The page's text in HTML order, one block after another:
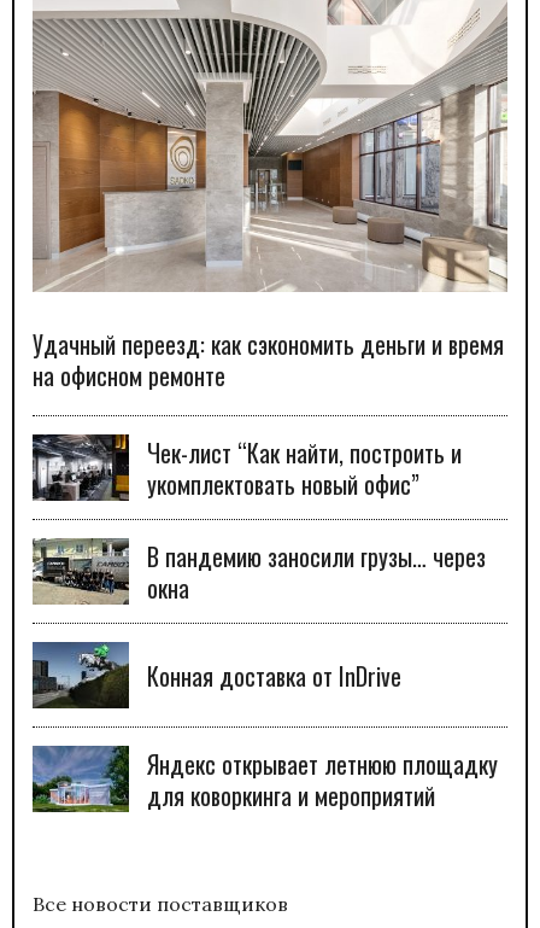
Удачный переезд: как сэкономить деньги и время
на офисном ремонте
Чек-лист “Как найти, построить и
укомплектовать новый офис”
В пандемию заносили грузы… через
окна
Конная доставка от InDrive
Яндекс открывает летнюю площадку
для коворкинга и мероприятий
Все новости поставщиков